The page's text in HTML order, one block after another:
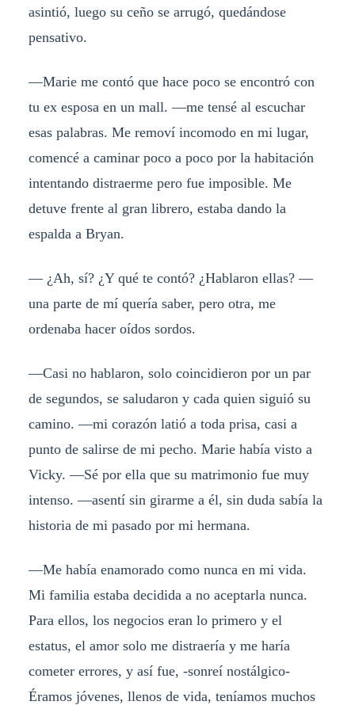
asintió, luego su ceño se arrugó, quedándose
pensativo.
—Marie me contó que hace poco se encontró con
tu ex esposa en un mall. —me tensé al escuchar
esas palabras. Me removí incomodo en mi lugar,
comencé a caminar poco a poco por la habitación
intentando distraerme pero fue imposible. Me
detuve frente al gran librero, estaba dando la
espalda a Bryan.
— ¿Ah, sí? ¿Y qué te contó? ¿Hablaron ellas? —
una parte de mí quería saber, pero otra, me
ordenaba hacer oídos sordos.
—Casi no hablaron, solo coincidieron por un par
de segundos, se saludaron y cada quien siguió su
camino. —mi corazón latió a toda prisa, casi a
punto de salirse de mi pecho. Marie había visto a
Vicky. —Sé por ella que su matrimonio fue muy
intenso. —asentí sin girarme a él, sin duda sabía la
historia de mi pasado por mi hermana.
—Me había enamorado como nunca en mi vida.
Mi familia estaba decidida a no aceptarla nunca.
Para ellos, los negocios eran lo primero y el
estatus, el amor solo me distraería y me haría
cometer errores, y así fue, -sonreí nostálgico-
Éramos jóvenes, llenos de vida, teníamos muchos